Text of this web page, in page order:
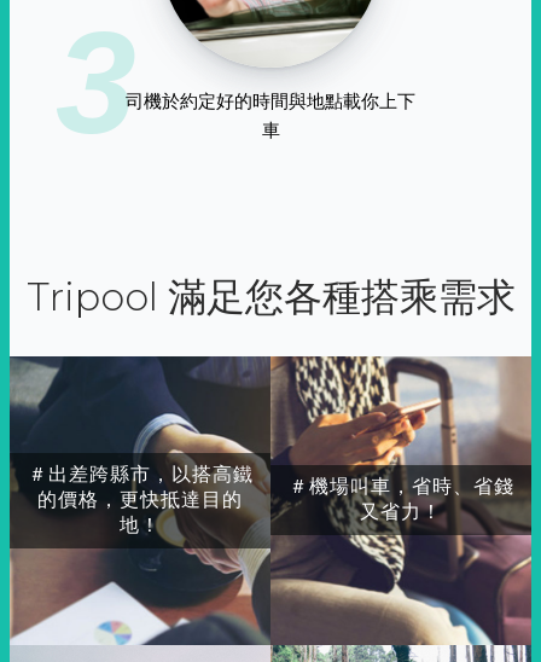
3司機於約定好的時間與地點載你上下
車
Tripool 滿足您各種搭乘需求
＃出差跨縣市，以搭高鐵
的價格，更快抵達目的
地！
＃機場叫車，省時、省錢
又省力！